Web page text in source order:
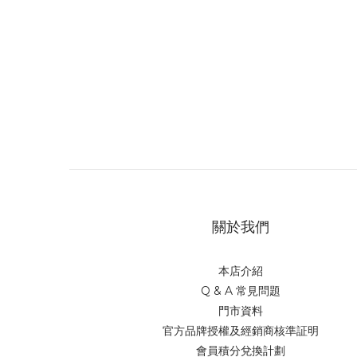
關於我們
本店介紹
Q & A 常見問題
門市資料
官方品牌授權及經銷商核準証明
會員積分兌換計劃